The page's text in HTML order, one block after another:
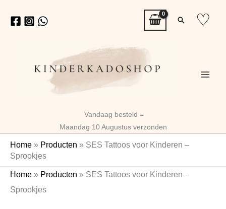
naar
Zoeken
♡
Vandaag besteld =
Maandag 10 Augustus verzonden
Home » Producten » SES Tattoos voor Kinderen –
Sprookjes
Home » Producten » SES Tattoos voor Kinderen –
Sprookjes
SES
voor